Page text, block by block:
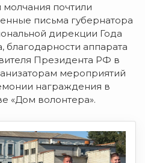
почтили
письма губернатора
дирекции Года
благодарности аппарата
Президента РФ в
мероприятий
награждения в
«Дом волонтера».